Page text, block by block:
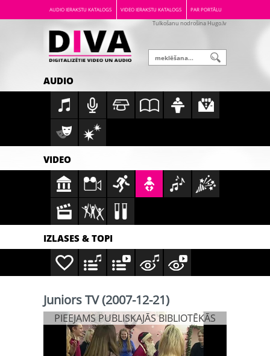
AUDIO IERAKSTU KATALOGS VIDEO IERAKSTU KATALOGS PAR PORTĀLU
Tulkošanu nodrošina Hugo.lv
AUDIO
VIDEO
IZLASES & TOPI
Juniors TV (2007-12-21)
PIEEJAMS PUBLISKAJĀS BIBLIOTĒKĀS